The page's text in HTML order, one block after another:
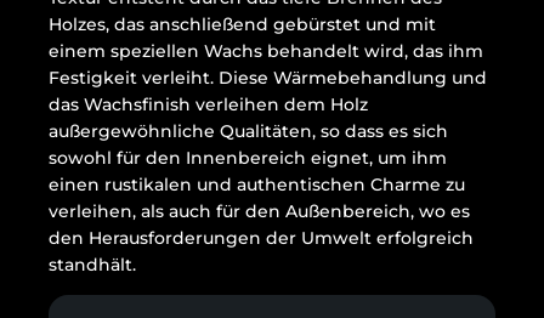
Holzes, das anschließend gebürstet und mit
einem speziellen Wachs behandelt wird, das ihm
Festigkeit verleiht. Diese Wärmebehandlung und
das Wachsfinish verleihen dem Holz
außergewöhnliche Qualitäten, so dass es sich
sowohl für den Innenbereich eignet, um ihm
einen rustikalen und authentischen Charme zu
verleihen, als auch für den Außenbereich, wo es
den Herausforderungen der Umwelt erfolgreich
standhält.